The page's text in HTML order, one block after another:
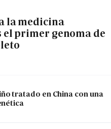
la medicina
primer genoma de
tratado en China con una